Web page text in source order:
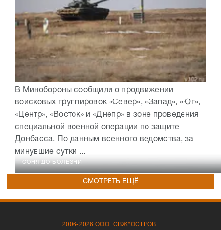
СОНЯ ДО БОЛЕЗНИ
В Минобороны сообщили о продвижении
войсковых группировок «Север», «Запад», «Юг»,
«Центр», «Восток» и «Днепр» в зоне проведения
специальной военной операции по защите
Донбасса. По данным военного ведомства, за
минувшие сутки ...
СМОТРЕТЬ ЕЩЁ
2006-2026 ООО "СВЖ"ОСТРОВ"